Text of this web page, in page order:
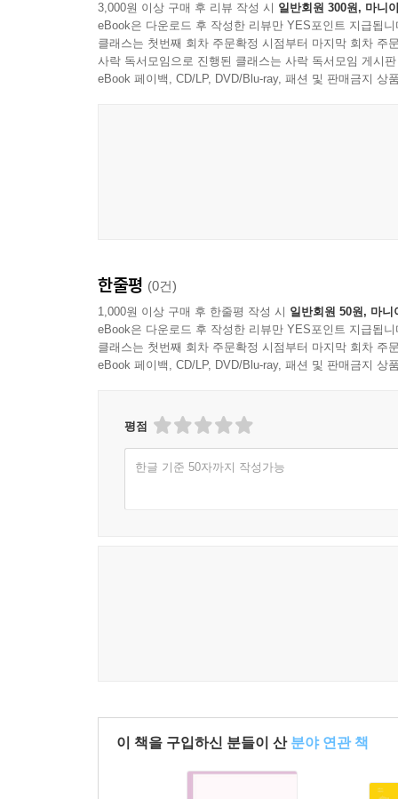
- 후속 활동 지원을 위한 연계 도서, 논문, 미디어
그저 추천도서를 읽는 것으로 끝나는 독서가
지원합니다.
3,000원 이상 구매 후 리뷰 작성 시 일반회원 300원, 마니
eBook은 다운로드 후 작성한 리뷰만 YES포인트 지급됩니
클래스는 첫번째 회차 주문확정 시점부터 마지막 회차 주
사락 독서모임으로 진행된 클래스는 사락 독서모임 게시
eBook 페이백, CD/LP, DVD/Blu-ray, 패션 및 판매금지 상
한줄평 (0건)
1,000원 이상 구매 후 한줄평 작성 시 일반회원 50원, 마니
eBook은 다운로드 후 작성한 리뷰만 YES포인트 지급됩니
클래스는 첫번째 회차 주문확정 시점부터 마지막 회차 주
eBook 페이백, CD/LP, DVD/Blu-ray, 패션 및 판매금지 상
평점
한글 기준 50자까지 작성가능
이 책을 구입하신 분들이 산 분야 연관 책